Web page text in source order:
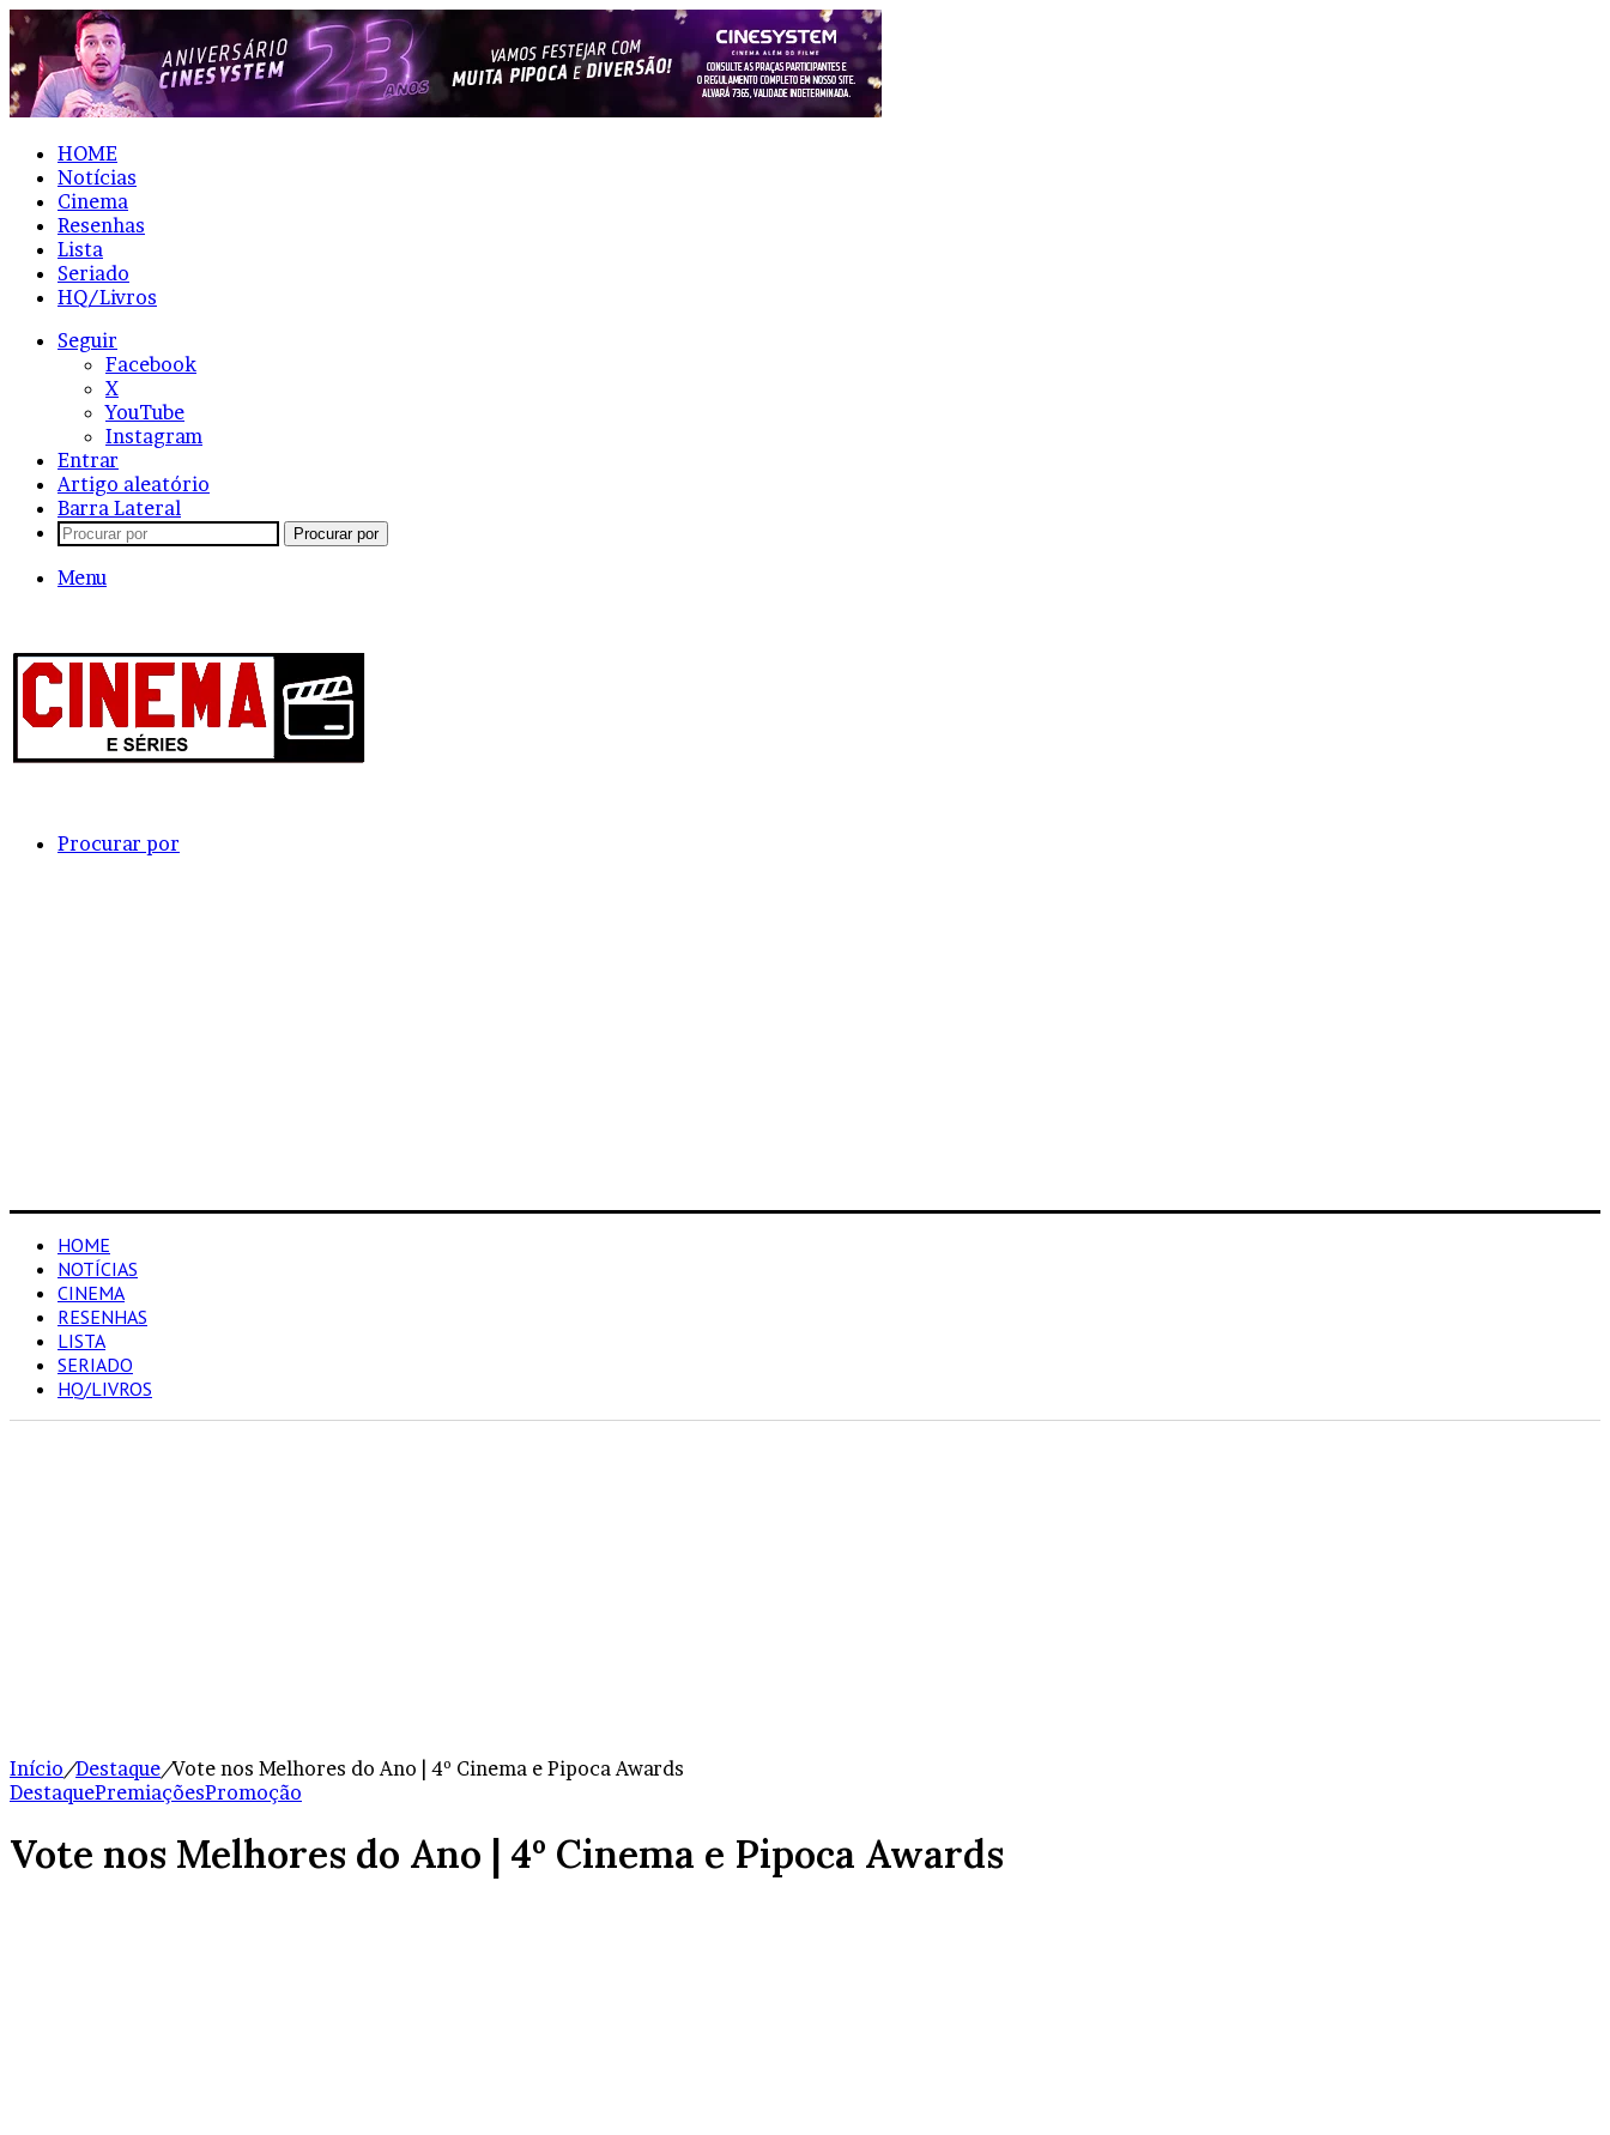
HOME
Notícias
Cinema
Resenhas
Lista
Seriado
HQ/Livros
Seguir
Facebook
X
YouTube
Instagram
Entrar
Artigo aleatório
Barra Lateral
Procurar por
Menu
Procurar por
HOME
NOTÍCIAS
CINEMA
RESENHAS
LISTA
SERIADO
HQ/LIVROS
Início/Destaque/Vote nos Melhores do Ano | 4º Cinema e Pipoca Awards
DestaquePremiaçõesPromoção
Vote nos Melhores do Ano | 4º Cinema e Pipoca Awards